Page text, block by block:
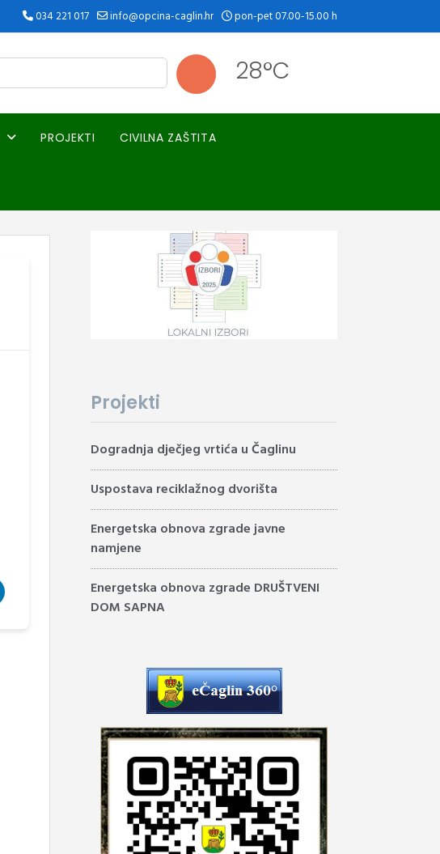
034 221 017 info@opcina-caglin.hr pon-pet 07.00-15.00 h
28°C
PROJEKTI CIVILNA ZAŠTITA
Projekti
Dogradnja dječjeg vrtića u Čaglinu
Uspostava reciklažnog dvorišta
Energetska obnova zgrade javne
namjene
Energetska obnova zgrade DRUŠTVENI
DOM SAPNA